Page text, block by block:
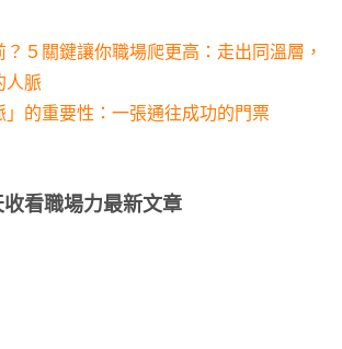
５關鍵讓你職場爬更高：走出同溫層，
人脈
」的重要性：一張通往成功的門票
收看職場力最新文章